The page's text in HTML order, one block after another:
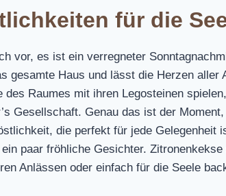
für die
vor, es ist ein verregneter
gesamte Haus und lässt die Herzen aller
des Raumes mit ihren Legosteinen
Gesellschaft. Genau das ist der
die perfekt für jede Gelegenheit
paar fröhliche Gesichter.
Anlässen oder einfach für die Seele